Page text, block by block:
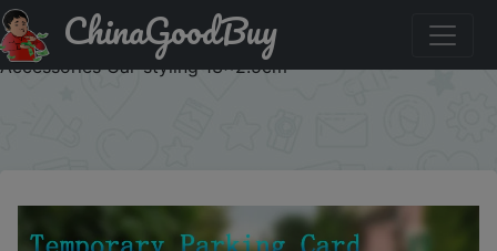
Знижка на Car Temporary Parking Card Phone Number
Card Plate Telephone Number Car Park Stop Automobile
Accessories Car-styling 13x2.5cm
ChinaGoodBuy